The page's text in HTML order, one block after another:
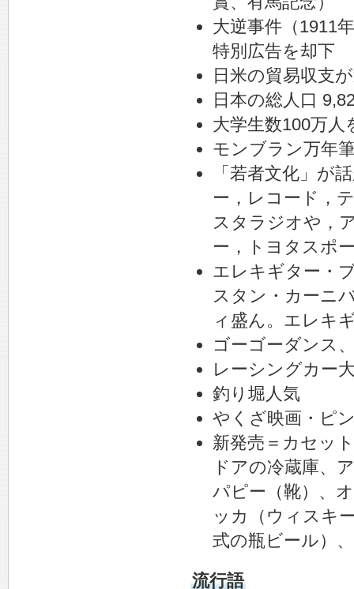
大逆事件（1911
特別広告を却下
日米の貿易収支
日本の総人口
大学生数100万人
モンブラン万年
「若者文化」が
ー，レコード，
スタラジオや，
ー，トヨタスポ
エレキギター・
スタン・カーニ
ィ盛ん。エレキ
ゴーゴーダンス
レーシングカー
釣り堀人気
やくざ映画・ピ
新発売＝カセッ
ドアの冷蔵庫、
パピー（靴）、
ッカ（ウィスキ
式の瓶ビール）
流行語